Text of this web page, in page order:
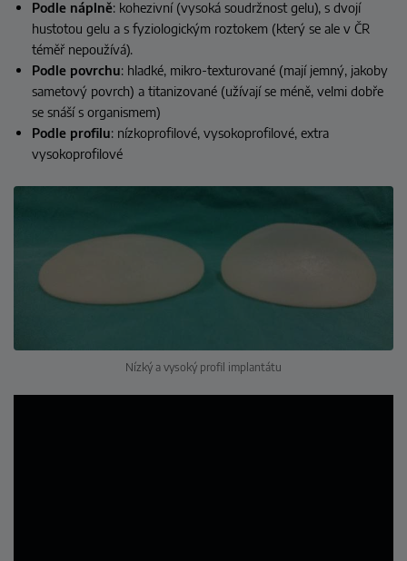
Podle náplně: kohezivní (vysoká soudržnost gelu), s dvojí
hustotou gelu a s fyziologickým roztokem (který se ale v ČR
téměř nepoužívá).
Podle povrchu: hladké, mikro-texturované (mají jemný, jakoby
sametový povrch) a titanizované (užívají se méně, velmi dobře
se snáší s organismem)
Podle profilu: nízkoprofilové, vysokoprofilové, extra
vysokoprofilové
Nízký a vysoký profil implantátu